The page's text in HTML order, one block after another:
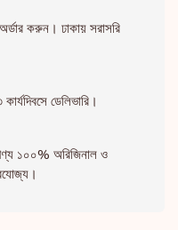
করুন। ঢাকায় সরাসরি
ডেলিভারি।
১০০% অরিজিনাল ও